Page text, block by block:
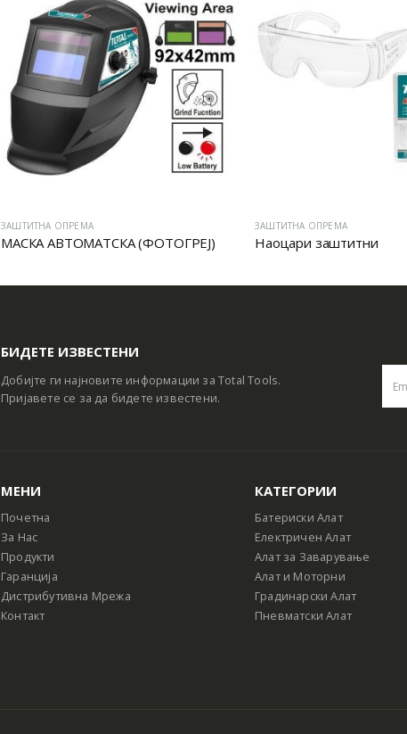
ЗАШТИТНА ОПРЕМА
МАСКА АВТОМАТСКА (ФОТОГРЕЈ)
ЗАШТИТНА ОПРЕМА
Наоцари заштитни
БИДЕТЕ ИЗВЕСТЕНИ
Добијте ги најновите информации за Total Tools.
Пријавете се за да бидете известени.
МЕНИ
Почетна
За Нас
Продукти
Гаранција
Дистрибутивна Мрежа
Контакт
КАТЕГОРИИ
Батериски Алат
Електричен Алат
Алат за Заварување
Алат и Моторни
Градинарски Алат
Пневматски Алат